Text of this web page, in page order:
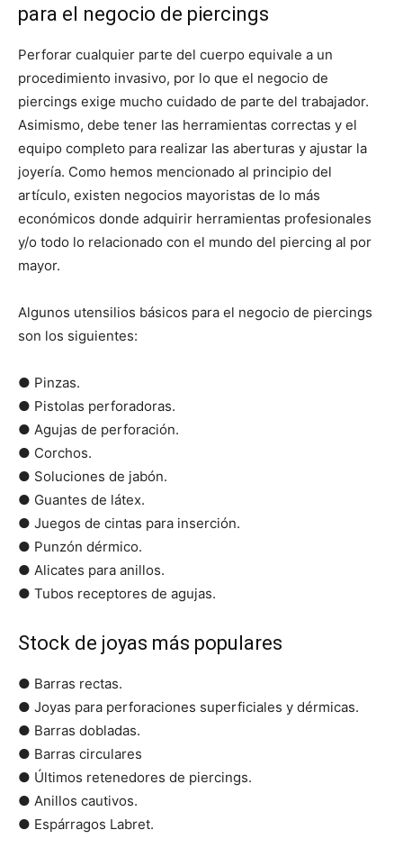
para el negocio de piercings
Perforar cualquier parte del cuerpo equivale a un
procedimiento invasivo, por lo que el negocio de
piercings exige mucho cuidado de parte del trabajador.
Asimismo, debe tener las herramientas correctas y el
equipo completo para realizar las aberturas y ajustar la
joyería. Como hemos mencionado al principio del
artículo, existen negocios mayoristas de lo más
económicos donde adquirir herramientas profesionales
y/o todo lo relacionado con el mundo del piercing al por
mayor.
Algunos utensilios básicos para el negocio de piercings
son los siguientes:
● Pinzas.
● Pistolas perforadoras.
● Agujas de perforación.
● Corchos.
● Soluciones de jabón.
● Guantes de látex.
● Juegos de cintas para inserción.
● Punzón dérmico.
● Alicates para anillos.
● Tubos receptores de agujas.
Stock de joyas más populares
● Barras rectas.
● Joyas para perforaciones superficiales y dérmicas.
● Barras dobladas.
● Barras circulares
● Últimos retenedores de piercings.
● Anillos cautivos.
● Espárragos Labret.